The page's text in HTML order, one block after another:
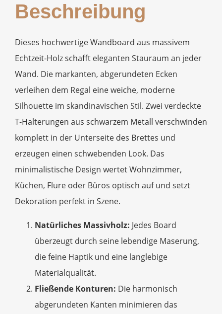
Beschreibung
Dieses hochwertige Wandboard aus massivem
Echtzeit-Holz schafft eleganten Stauraum an jeder
Wand. Die markanten, abgerundeten Ecken
verleihen dem Regal eine weiche, moderne
Silhouette im skandinavischen Stil. Zwei verdeckte
T-Halterungen aus schwarzem Metall verschwinden
komplett in der Unterseite des Brettes und
erzeugen einen schwebenden Look. Das
minimalistische Design wertet Wohnzimmer,
Küchen, Flure oder Büros optisch auf und setzt
Dekoration perfekt in Szene.
Natürliches Massivholz: Jedes Board
überzeugt durch seine lebendige Maserung,
die feine Haptik und eine langlebige
Materialqualität.
Fließende Konturen: Die harmonisch
abgerundeten Kanten minimieren das